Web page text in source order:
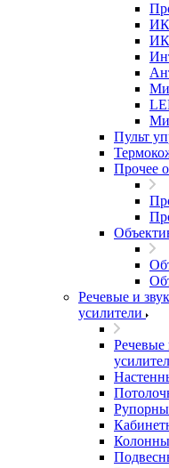
ИК
ИК
Пульт
Прочее
Речевые и
усилители
Речевые